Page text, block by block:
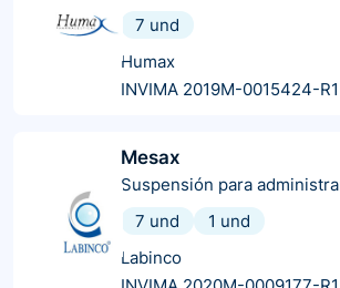
7 und
Humax
INVIMA 2019M-0015424-R1
Mesax
Suspensión para
7 und
1 und
Labinco